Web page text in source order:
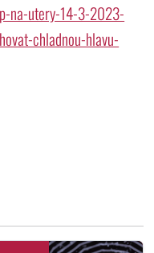
na-utery-14-3-2023-
chladnou-hlavu-